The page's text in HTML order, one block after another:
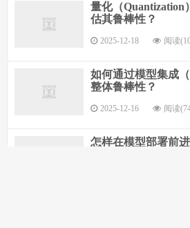
量化（Quantization
估其鲁棒性？
2025-12-18 阅读
如何通过模型集成
整体鲁棒性？
2025-12-16 阅读
怎样在模型部署前